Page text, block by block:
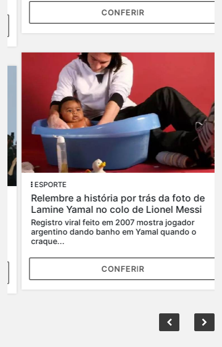
CONFERIR
ESPORTE
Relembre a história por trás da foto de
Lamine Yamal no colo de Lionel Messi
Registro viral feito em 2007 mostra jogador
argentino dando banho em Yamal quando o
craque...
CONFERIR